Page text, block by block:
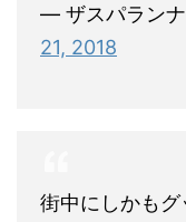
— ザスパラン
21, 2018
街中にしかもグ